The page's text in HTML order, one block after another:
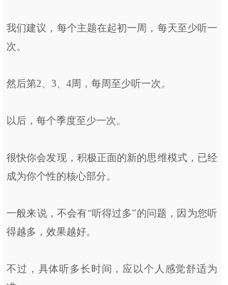
我们建议，每个主题在起初一周，每天至少听一
次。
然后第2、3、4周，每周至少听一次。
以后，每个季度至少一次。
很快你会发现，积极正面的新的思维模式，已经
成为你个性的核心部分。
一般来说，不会有“听得过多”的问题，因为您听
得越多，效果越好。
不过，具体听多长时间，应以个人感觉舒适为